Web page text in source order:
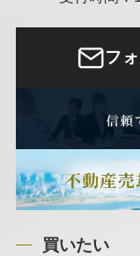
フ
買いたい